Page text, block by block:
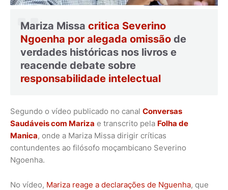
Mariza Missa critica Severino
Ngoenha por alegada omissão de
verdades históricas nos livros e
reacende debate sobre
responsabilidade intelectual
Segundo o vídeo publicado no canal Conversas
Saudáveis com Mariza e transcrito pela Folha de
Manica, onde a Mariza Missa dirigir críticas
contundentes ao filósofo moçambicano Severino
Ngoenha.
No vídeo, Mariza reage a declarações de Nguenha, que